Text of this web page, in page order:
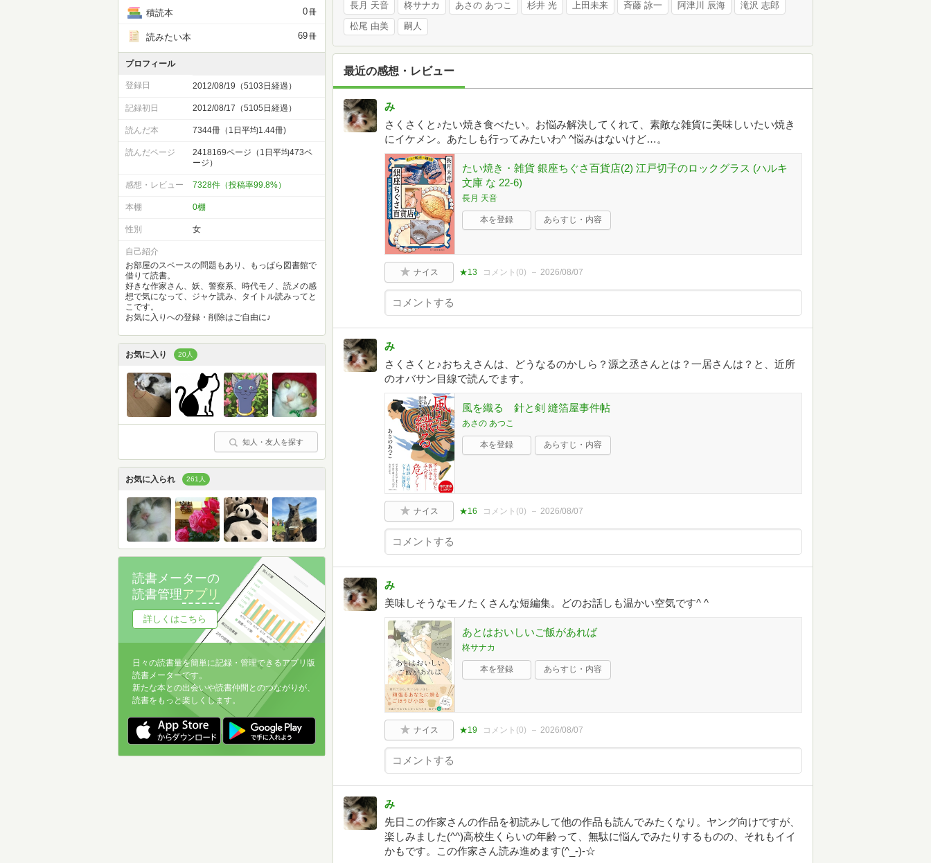
長月 天音 柊サナカ あさの あつこ 杉井 光 上田未来 斉藤 詠一 阿津川 辰海 滝沢 志郎
松尾 由美 嗣人
最近の感想・レビュー
み
さくさくと♪たい焼き食べたい。お悩み解決してくれて、素敵な雑貨に美味しいたい焼き
にイケメン。あたしも行ってみたいわ^ ^悩みはないけど…。
たい焼き・雑貨 銀座ちぐさ百貨店(2) 江戸切子のロックグラス (ハルキ
文庫 な 22-6)
長月 天音
本を登録 あらすじ・内容
ナイス ★13 コメント(0) 2026/08/07
み
さくさくと♪おちえさんは、どうなるのかしら？源之丞さんとは？一居さんは？と、近所
のオバサン目線で読んでます。
風を織る 針と剣 縫箔屋事件帖
あさの あつこ
本を登録 あらすじ・内容
ナイス ★16 コメント(0) 2026/08/07
み
美味しそうなモノたくさんな短編集。どのお話しも温かい空気です^ ^
あとはおいしいご飯があれば
柊サナカ
本を登録 あらすじ・内容
ナイス ★19 コメント(0) 2026/08/07
み
先日この作家さんの作品を初読みして他の作品も読んでみたくなり。ヤング向けですが、
楽しみました(^^)高校生くらいの年齢って、無駄に悩んでみたりするものの、それもイイ
かもです。この作家さん読み進めます(^_-)-☆
積読本 0冊
読みたい本 69冊
プロフィール
登録日 2012/08/19（5103日経過）
記録初日 2012/08/17（5105日経過）
読んだ本 7344冊（1日平均1.44冊)
読んだページ
2418169ページ（1日平均473ペ
ージ）
感想・レビュー 7328件（投稿率99.8%）
本棚 0棚
性別 女
自己紹介
お部屋のスペースの問題もあり、もっぱら図書館で
借りて読書。
好きな作家さん、妖、警察系、時代モノ、読メの感
想で気になって、ジャケ読み、タイトル読みってと
こです。
お気に入りへの登録・削除はご自由に♪
お気に入り 20人
知人・友人を探す
お気に入られ 261人
読書メーターの
読書管理アプリ
詳しくはこちら
日々の読書量を簡単に記録・管理できるアプリ版
読書メーターです。
新たな本との出会いや読書仲間とのつながりが、
読書をもっと楽しくします。